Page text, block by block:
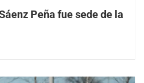
Peña fue sede de la